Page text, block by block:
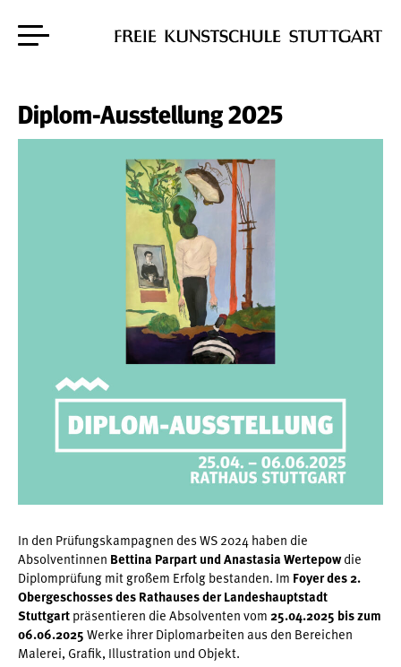
Diplom-Ausstellung 2025
In den Prüfungskampagnen des WS 2024 haben die
Absolventinnen Bettina Parpart und Anastasia Wertepowdie
Diplomprüfung mit großem Erfolg bestanden. Im Foyer des 2.
Obergeschosses des Rathauses der Landeshauptstadt
Stuttgartpräsentieren die Absolventen vom25.04.2025 bis zum
06.06.2025Werke ihrer Diplomarbeiten aus den Bereichen
Malerei, Grafik, Illustration und Objekt.